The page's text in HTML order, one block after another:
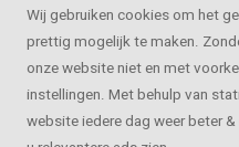
Wij gebruiken cookies om het
prettig mogelijk te maken.
onze website niet en met
instellingen. Met behulp van
website iedere dag weer beter